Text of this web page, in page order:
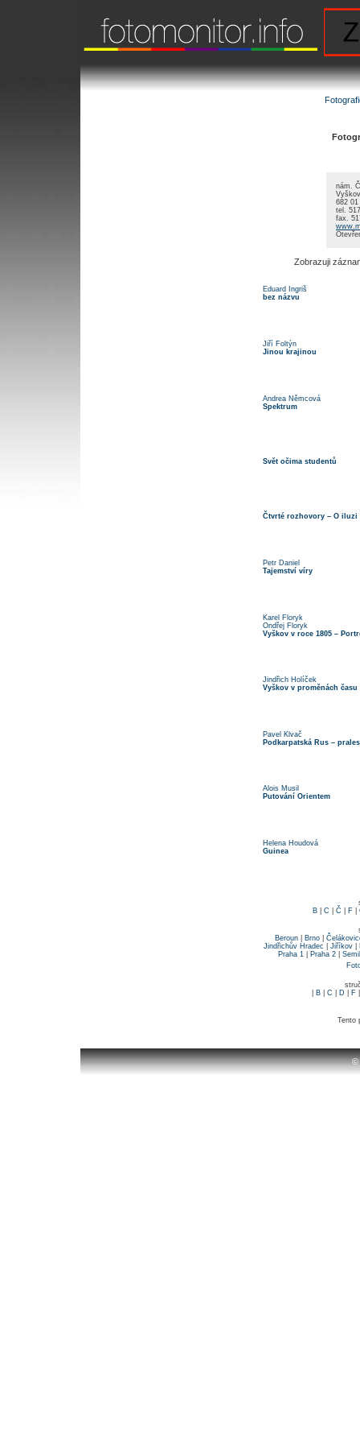
nám.
Vyškov
682 01
tel.
fax.
Zobrazuji
Eduard Ingriš
bez názvu
Jiří Foltýn
Jinou krajinou
Andrea Němcová
Spektrum
Svět očima studentů
Čtvrté rozhovory – O iluzi
Petr Daniel
Tajemství víry
Karel Floryk
Ondřej Floryk
Vyškov v roce 1805 –
Jindřich Holíček
Vyškov v proměnách času
Pavel Klvač
Podkarpatská Rus –
Alois Musil
Putování Orientem
Helena Houdová
Guinea
B
C Č F
Beroun| Brno|
Jindřichův Hradec
Jiříkov
Praha 1
Praha 2
B| C D F
Tento
©